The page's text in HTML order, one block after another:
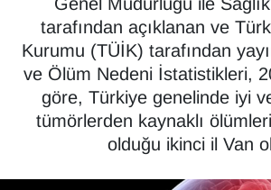
tarafından açıklanan ve
Kurumu (TÜİK) tarafından
ve Ölüm Nedeni İstatistikleri,
göre, Türkiye genelinde iyi
tümörlerden kaynaklı
olduğu ikinci il Van
ÇEVRE
Deprem
Dernekler, Odalar
Tüm Manşetler
Son Dakika Haberleri
Haber Arşivi